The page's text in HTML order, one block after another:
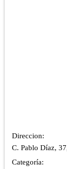
Direccion:
C. Pablo Díaz,
Categoría: